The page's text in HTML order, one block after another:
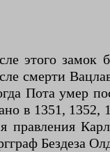
этого
смерти
Пота умер
в 1351,
правления
Бездеза